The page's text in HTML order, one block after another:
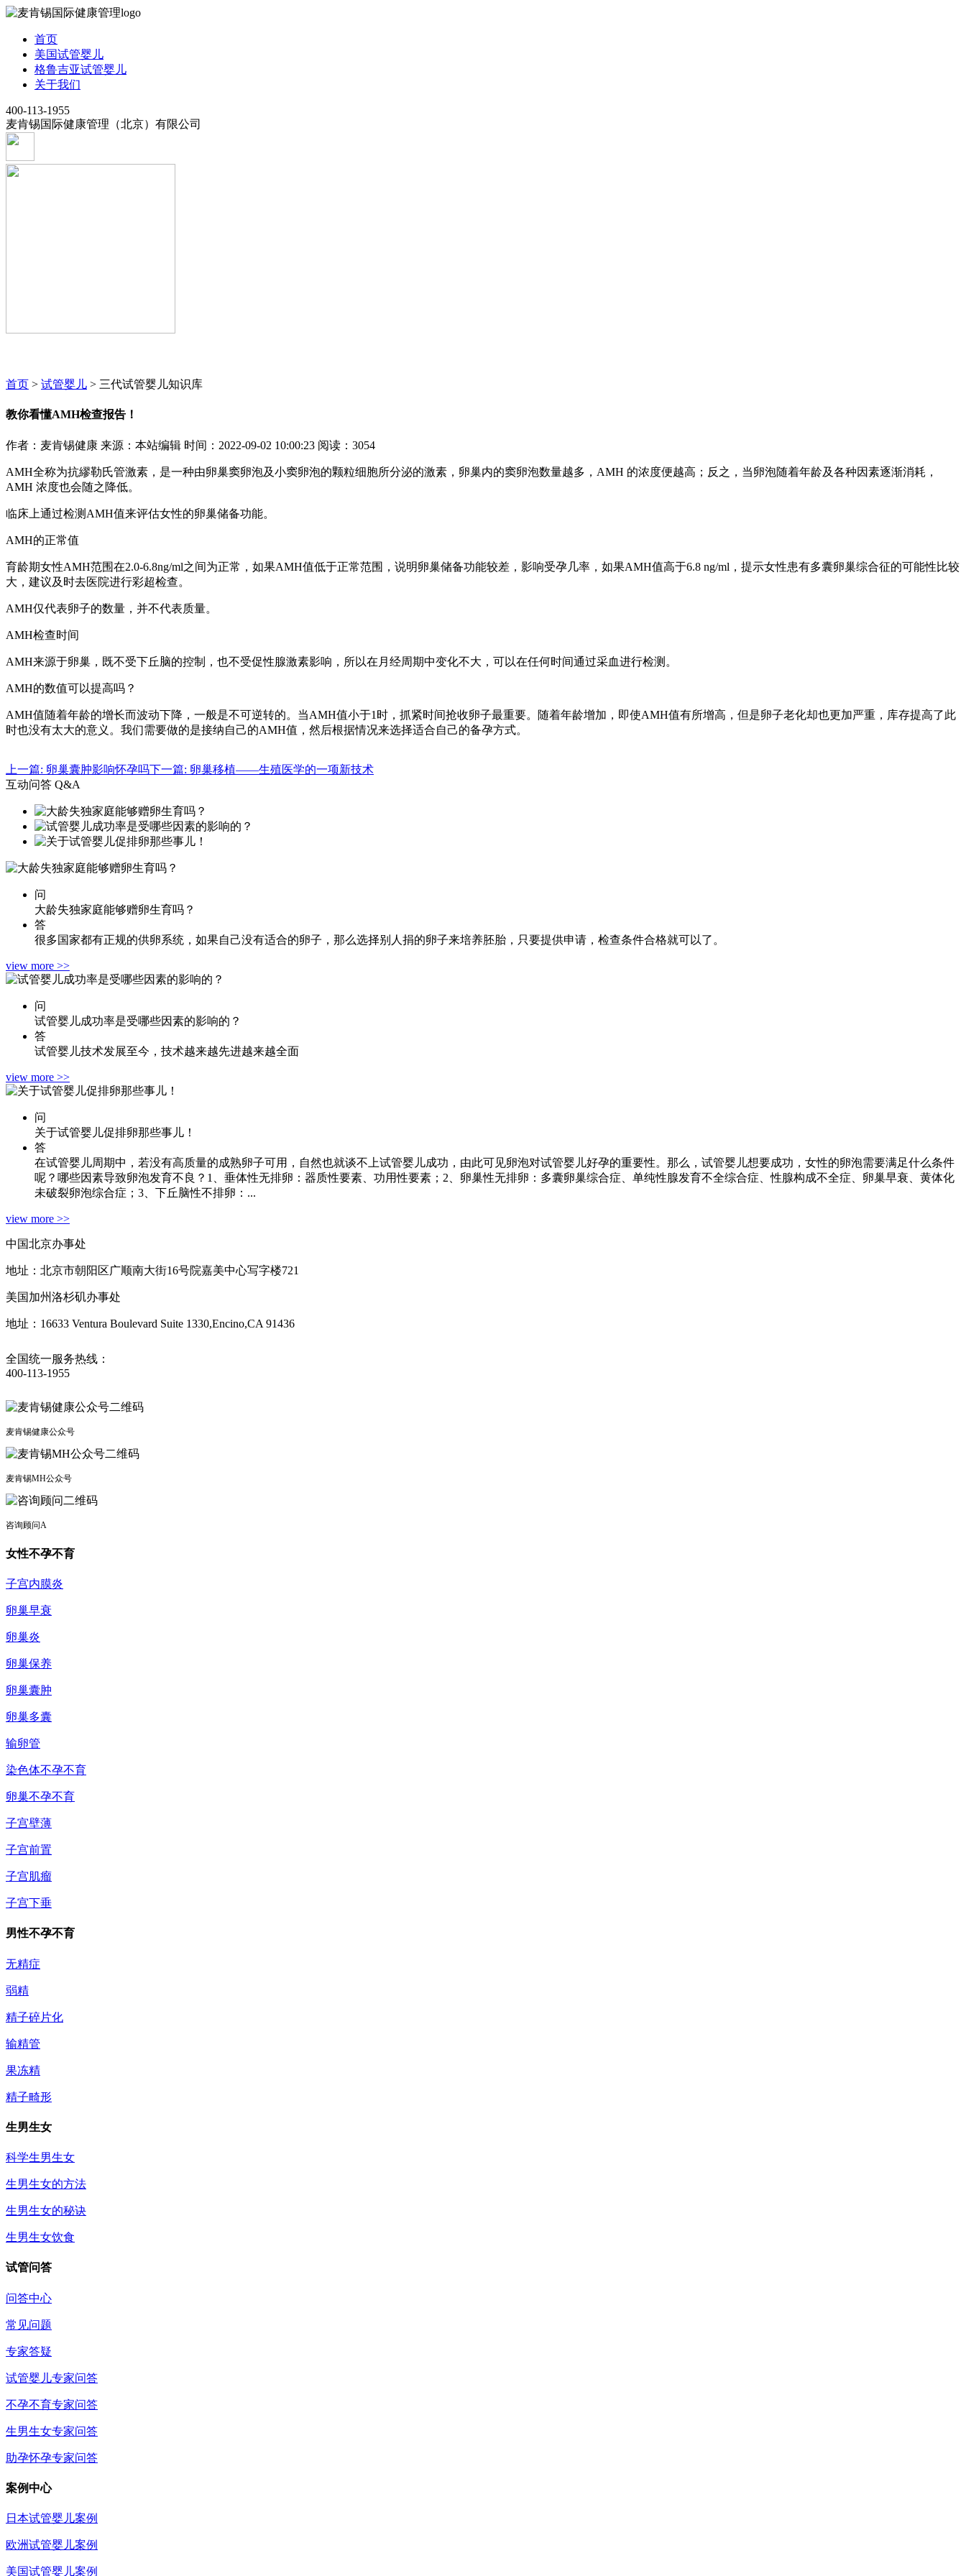
首页
美国试管婴儿
格鲁吉亚试管婴儿
关于我们
400-113-1955
麦肯锡国际健康管理（北京）有限公司
首页 > 试管婴儿 > 三代试管婴儿知识库
教你看懂AMH检查报告！
作者：麦肯锡健康 来源：本站编辑 时间：2022-09-02 10:00:23 阅读：3054
AMH全称为抗繆勒氏管激素，是一种由卵巢窦卵泡及小窦卵泡的颗粒细胞所分泌的激素，卵巢内的窦卵泡数量越多，AMH 的浓度便越高；反之，当卵泡随着年龄及各种因素逐渐消耗，
AMH 浓度也会随之降低。
临床上通过检测AMH值来评估女性的卵巢储备功能。
AMH的正常值
育龄期女性AMH范围在2.0-6.8ng/ml之间为正常，如果AMH值低于正常范围，说明卵巢储备功能较差，影响受孕几率，如果AMH值高于6.8 ng/ml，提示女性患有多囊卵巢综合征的可能性比较
大，建议及时去医院进行彩超检查。
AMH仅代表卵子的数量，并不代表质量。
AMH检查时间
AMH来源于卵巢，既不受下丘脑的控制，也不受促性腺激素影响，所以在月经周期中变化不大，可以在任何时间通过采血进行检测。
AMH的数值可以提高吗？
AMH值随着年龄的增长而波动下降，一般是不可逆转的。当AMH值小于1时，抓紧时间抢收卵子最重要。随着年龄增加，即使AMH值有所增高，但是卵子老化却也更加严重，库存提高了此
时也没有太大的意义。我们需要做的是接纳自己的AMH值，然后根据情况来选择适合自己的备孕方式。
上一篇: 卵巢囊肿影响怀孕吗下一篇: 卵巢移植——生殖医学的一项新技术
互动问答 Q&A
问
大龄失独家庭能够赠卵生育吗？
答
很多国家都有正规的供卵系统，如果自己没有适合的卵子，那么选择别人捐的卵子来培养胚胎，只要提供申请，检查条件合格就可以了。
view more >>
问
试管婴儿成功率是受哪些因素的影响的？
答
试管婴儿技术发展至今，技术越来越先进越来越全面
view more >>
问
关于试管婴儿促排卵那些事儿！
答
在试管婴儿周期中，若没有高质量的成熟卵子可用，自然也就谈不上试管婴儿成功，由此可见卵泡对试管婴儿好孕的重要性。那么，试管婴儿想要成功，女性的卵泡需要满足什么条件
呢？哪些因素导致卵泡发育不良？1、垂体性无排卵：器质性要素、功用性要素；2、卵巢性无排卵：多囊卵巢综合症、单纯性腺发育不全综合症、性腺构成不全症、卵巢早衰、黄体化
未破裂卵泡综合症；3、下丘脑性不排卵：...
view more >>
中国北京办事处
地址：北京市朝阳区广顺南大街16号院嘉美中心写字楼721
美国加州洛杉矶办事处
地址：16633 Ventura Boulevard Suite 1330,Encino,CA 91436
全国统一服务热线：
400-113-1955
麦肯锡健康公众号
麦肯锡MH公众号
咨询顾问A
女性不孕不育
子宫内膜炎
卵巢早衰
卵巢炎
卵巢保养
卵巢囊肿
卵巢多囊
输卵管
染色体不孕不育
卵巢不孕不育
子宫壁薄
子宫前置
子宫肌瘤
子宫下垂
男性不孕不育
无精症
弱精
精子碎片化
输精管
果冻精
精子畸形
生男生女
科学生男生女
生男生女的方法
生男生女的秘诀
生男生女饮食
试管问答
问答中心
常见问题
专家答疑
试管婴儿专家问答
不孕不育专家问答
生男生女专家问答
助孕怀孕专家问答
案例中心
日本试管婴儿案例
欧洲试管婴儿案例
美国试管婴儿案例